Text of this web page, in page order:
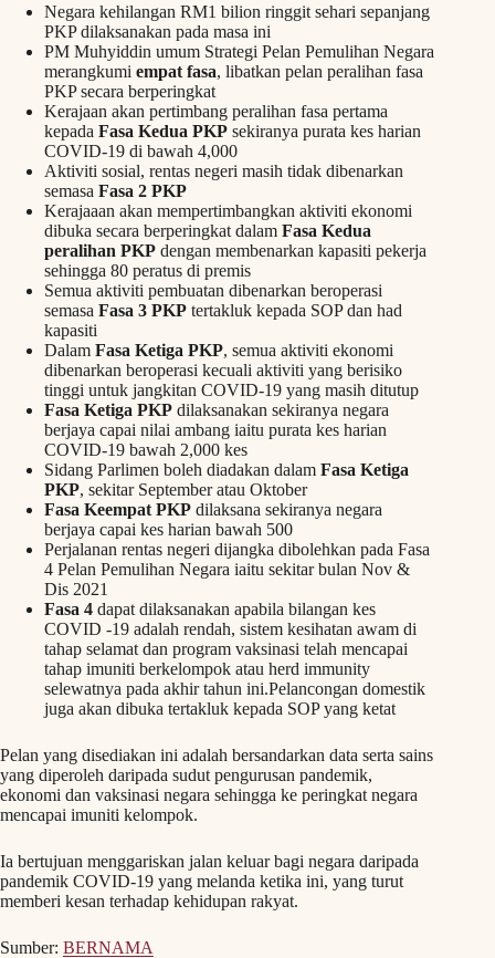
Negara kehilangan RM1 bilion ringgit sehari sepanjang
PKP dilaksanakan pada masa ini
PM Muhyiddin umum Strategi Pelan Pemulihan Negara
merangkumi empat fasa, libatkan pelan peralihan fasa
PKP secara berperingkat
Kerajaan akan pertimbang peralihan fasa pertama
kepada Fasa Kedua PKP sekiranya purata kes harian
COVID-19 di bawah 4,000
Aktiviti sosial, rentas negeri masih tidak dibenarkan
semasa Fasa 2 PKP
Kerajaaan akan mempertimbangkan aktiviti ekonomi
dibuka secara berperingkat dalam Fasa Kedua
peralihan PKP dengan membenarkan kapasiti pekerja
sehingga 80 peratus di premis
Semua aktiviti pembuatan dibenarkan beroperasi
semasa Fasa 3 PKP tertakluk kepada SOP dan had
kapasiti
Dalam Fasa Ketiga PKP, semua aktiviti ekonomi
dibenarkan beroperasi kecuali aktiviti yang berisiko
tinggi untuk jangkitan COVID-19 yang masih ditutup
Fasa Ketiga PKP dilaksanakan sekiranya negara
berjaya capai nilai ambang iaitu purata kes harian
COVID-19 bawah 2,000 kes
Sidang Parlimen boleh diadakan dalam Fasa Ketiga
PKP, sekitar September atau Oktober
Fasa Keempat PKP dilaksana sekiranya negara
berjaya capai kes harian bawah 500
Perjalanan rentas negeri dijangka dibolehkan pada Fasa
4 Pelan Pemulihan Negara iaitu sekitar bulan Nov &
Dis 2021
Fasa 4 dapat dilaksanakan apabila bilangan kes
COVID -19 adalah rendah, sistem kesihatan awam di
tahap selamat dan program vaksinasi telah mencapai
tahap imuniti berkelompok atau herd immunity
selewatnya pada akhir tahun ini.Pelancongan domestik
juga akan dibuka tertakluk kepada SOP yang ketat
Pelan yang disediakan ini adalah bersandarkan data serta sains
yang diperoleh daripada sudut pengurusan pandemik,
ekonomi dan vaksinasi negara sehingga ke peringkat negara
mencapai imuniti kelompok.
Ia bertujuan menggariskan jalan keluar bagi negara daripada
pandemik COVID-19 yang melanda ketika ini, yang turut
memberi kesan terhadap kehidupan rakyat.
Sumber: BERNAMA